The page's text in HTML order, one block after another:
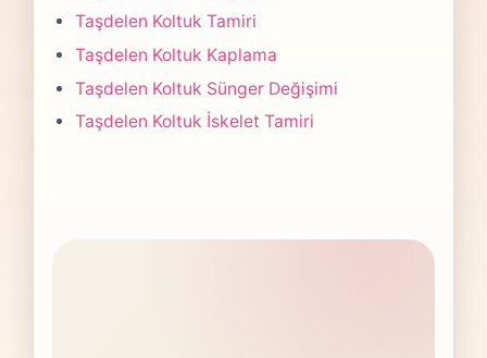
Taşdelen Koltuk Tamiri
Taşdelen Koltuk Kaplama
Taşdelen Koltuk Sünger Değişimi
Taşdelen Koltuk İskelet Tamiri